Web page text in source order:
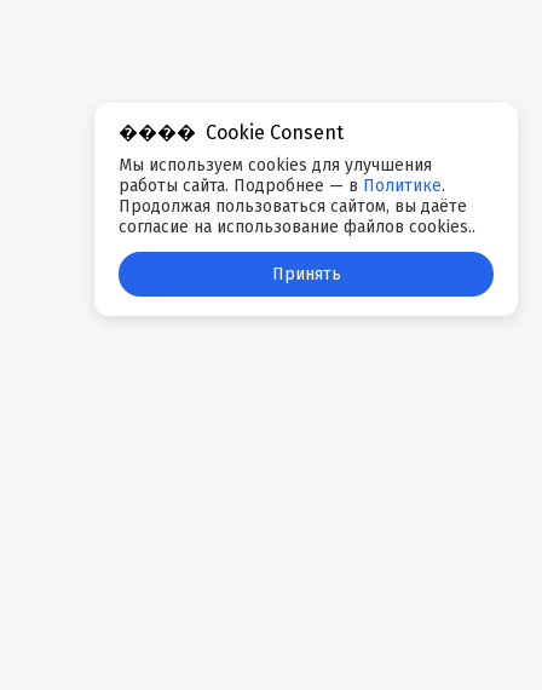
Cookie Consent
Мы используем cookies для улучшения
работы сайта. Подробнее — в Политике.
Продолжая пользоваться сайтом, вы даёте
согласие на использование файлов cookies..
Принять